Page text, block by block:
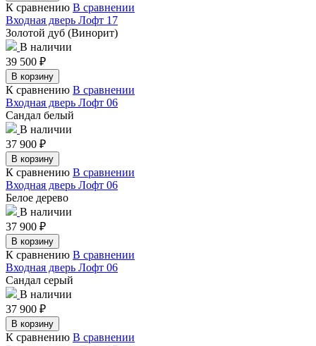
К сравнению В сравнении
Входная дверь Лофт 17
Золотой дуб (Винорит)
В наличии
39 500 ₽
В корзину
К сравнению В сравнении
Входная дверь Лофт 06
Сандал белый
В наличии
37 900 ₽
В корзину
К сравнению В сравнении
Входная дверь Лофт 06
Белое дерево
В наличии
37 900 ₽
В корзину
К сравнению В сравнении
Входная дверь Лофт 06
Сандал серый
В наличии
37 900 ₽
В корзину
К сравнению В сравнении